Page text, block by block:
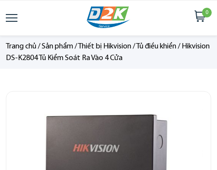
0
Trang chủ/Sản phẩm/ Thiết bị Hikvision/ Tủ điều khiển/ Hikvision
DS-K2804 Tủ Kiểm Soát Ra Vào 4 Cửa